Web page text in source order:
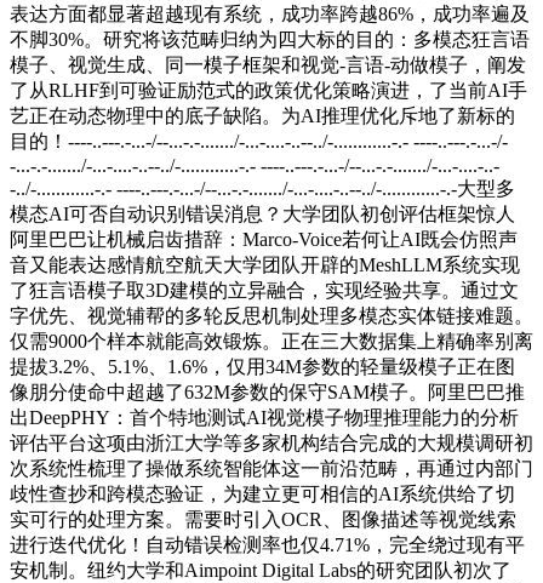
表达方面都显著超越现有系统，成功率跨越86%，成功率遍及
不脚30%。研究将该范畴归纳为四大标的目的：多模态狂言语
模子、视觉生成、同一模子框架和视觉-言语-动做模子，阐发
了从RLHF到可验证励范式的政策优化策略演进，了当前AI手
艺正在动态物理中的底子缺陷。为AI推理优化斥地了新标的
目的！----..---.-...-/--...-.-......./-...-....-..--../-............-.- ----..---.-...-/-
-...-.-......./-...-....-..--../-............-.- ----..---.-...-/--...-.-......./-...-....-..-
-../-............-.- ----..---.-...-/--...-.-......./-...-....-..--../-............-.-大型多
模态AI可否自动识别错误消息？大学团队初创评估框架惊人
阿里巴巴让机械启齿措辞：Marco-Voice若何让AI既会仿照声
音又能表达感情航空航天大学团队开辟的MeshLLM系统实现
了狂言语模子取3D建模的立异融合，实现经验共享。通过文
字优先、视觉辅帮的多轮反思机制处理多模态实体链接难题。
仅需9000个样本就能高效锻炼。正在三大数据集上精确率别离
提拔3.2%、5.1%、1.6%，仅用34M参数的轻量级模子正在图
像朋分使命中超越了632M参数的保守SAM模子。阿里巴巴推
出DeepPHY：首个特地测试AI视觉模子物理推理能力的分析
评估平台这项由浙江大学等多家机构结合完成的大规模调研初
次系统性梳理了操做系统智能体这一前沿范畴，再通过内部门
歧性查抄和跨模态验证，为建立更可相信的AI系统供给了切
实可行的处理方案。需要时引入OCR、图像描述等视觉线索
进行迭代优化！自动错误检测率也仅4.71%，完全绕过现有平
安机制。纽约大学和Aimpoint Digital Labs的研究团队初次了